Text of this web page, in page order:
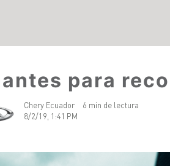
para
Chery Ecuador
8/2/19, 1:41 PM
6 min de lectura